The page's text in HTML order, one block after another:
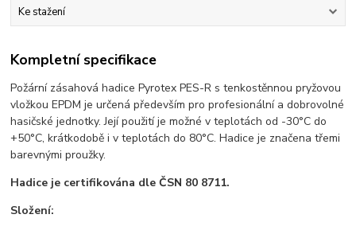
Ke stažení
Kompletní specifikace
Požární zásahová hadice Pyrotex PES-R s tenkostěnnou pryžovou
vložkou EPDM je určená především pro profesionální a dobrovolné
hasičské jednotky. Její použití je možné v teplotách od -30°C do
+50°C, krátkodobě i v teplotách do 80°C. Hadice je značena třemi
barevnými proužky.
Hadice je certifikována dle ČSN 80 8711.
Složení: